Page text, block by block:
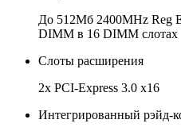
До 512Мб 2400MHz Reg
DIMM в 16 DIMM слотах
Слоты расширения
2х PCI-Express 3.0 x16
Интегрированный рэйд-